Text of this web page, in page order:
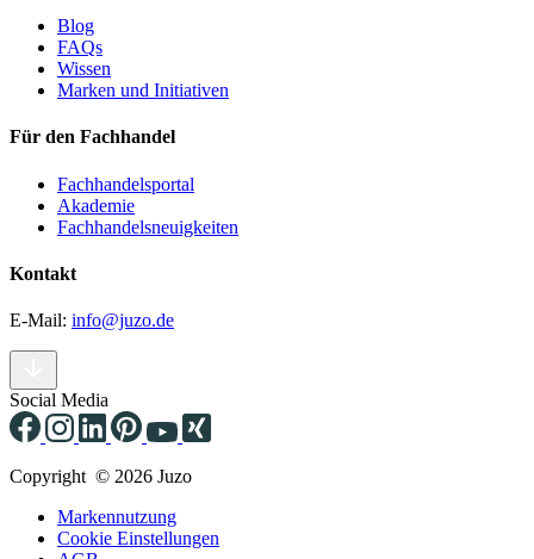
Blog
FAQs
Wissen
Marken und Initiativen
Für den Fachhandel
Fachhandelsportal
Akademie
Fachhandelsneuigkeiten
Kontakt
E-Mail: info@juzo.de
Social Media
Copyright © 2026 Juzo
Markennutzung
Cookie Einstellungen